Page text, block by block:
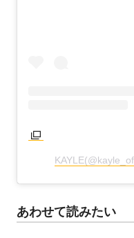
あわせて読みたい